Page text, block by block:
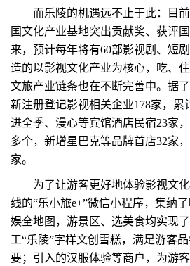
而乐陵的机遇远不止于此：目前
国文化产业基地突出贡献奖、获评
来，预计每年将有60部影视剧、短
造的以影视文化产业为核心，吃、
文旅产业链条也在不断完善中。据
新注册登记影视相关企业178家，累
进全季、漫心等宾馆酒店民宿23家
多个，新增星巴克等品牌首店32家
家。
为了让游客更好地体验影视文化
线的“乐小旅e+”微信小程序，集纳
娱全地图，游景区、选美食均实现
工“乐陵”字样文创雪糕，满足游客
要；引入的汉服体验等商户，为游